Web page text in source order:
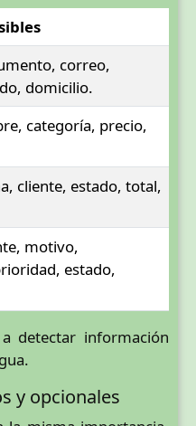
correo,
domicilio.
categoría, precio,
cliente, estado, total,
motivo,
estado,
detectar información
y opcionales